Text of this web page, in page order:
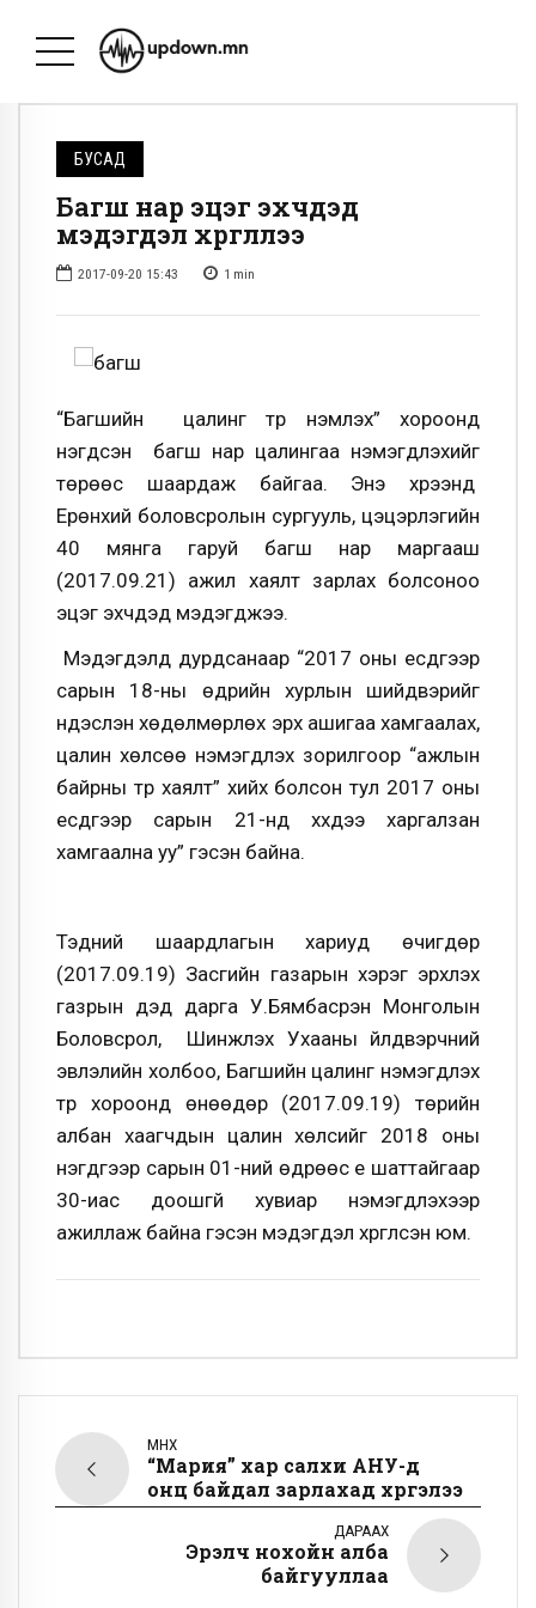
БУСАД
Багш нар эцэг эхчүүдэд
мэдэгдэл хүргүүллээ
2017-09-20 15:43 1 min
“Багшийн цалинг түр нэмүүлэх” хороонд
нэгдсэн багш нар цалингаа нэмэгдүүлэхийг
төрөөс шаардаж байгаа. Энэ хүрээнд
Ерөнхий боловсролын сургууль, цэцэрлэгийн
40 мянга гаруй багш нар маргааш
(2017.09.21) ажил хаялт зарлах болсоноо
эцэг эхчүүдэд мэдэгджээ.
Мэдэгдэлд дурдсанаар “2017 оны есдүгээр
сарын 18-ны өдрийн хурлын шийдвэрийг
үндэслэн хөдөлмөрлөх эрх ашигаа хамгаалах,
цалин хөлсөө нэмэгдүүлэх зорилгоор “ажлын
байрны түр хаялт” хийх болсон тул 2017 оны
есдүгээр сарын 21-нд хүүхдээ харгалзан
хамгаална уу” гэсэн байна.
Тэдний шаардлагын хариуд өчигдөр
(2017.09.19) Засгийн газарын хэрэг эрхлэх
газрын дэд дарга У.Бямбасүрэн Монголын
Боловсрол, Шинжлэх Ухааны үйлдвэрчний
эвлэлийн холбоо, Багшийн цалинг нэмэгдүүлэх
түр хороонд өнөөдөр (2017.09.19) төрийн
албан хаагчдын цалин хөлсийг 2018 оны
нэгдүгээр сарын 01-ний өдрөөс үе шаттайгаар
30-иас доошгүй хувиар нэмэгдүүлэхээр
ажиллаж байна гэсэн мэдэгдэл хүргүүлсэн юм.
ӨМНӨХ
“Мария” хар салхи АНУ-д
онц байдал зарлахад хүргэлээ
ДАРААХ
Эрэлч нохойн алба
байгууллаа